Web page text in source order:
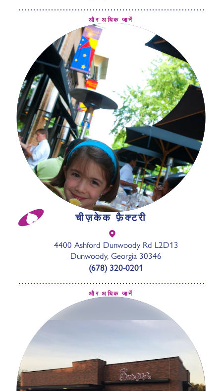
और अधिक जानें
चीज़केक फ़ैक्टरी
4400 Ashford Dunwoody Rd L2D13
Dunwoody, Georgia 30346
(678) 320-0201
और अधिक जानें